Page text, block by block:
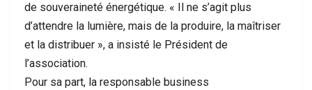
de souveraineté énergétique. « Il ne s’agit plus
d’attendre la lumière, mais de la produire, la maîtriser
et la distribuer », a insisté le Président de
l’association.
Pour sa part, la responsable business